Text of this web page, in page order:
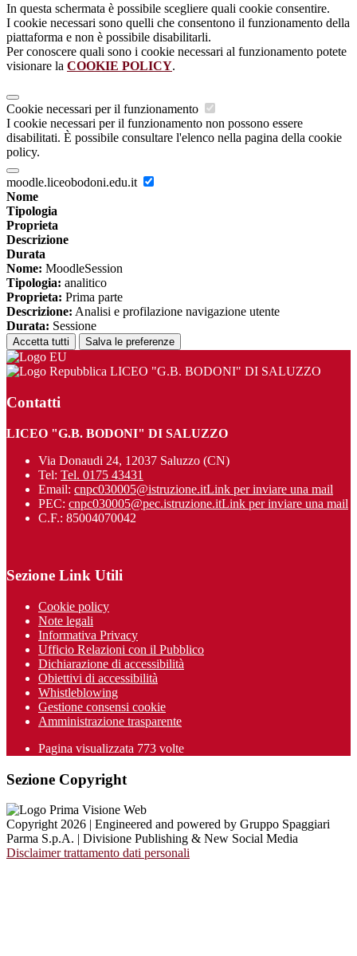
In questa schermata è possibile scegliere quali cookie consentire.
I cookie necessari sono quelli che consentono il funzionamento della
piattaforma e non è possibile disabilitarli.
Per conoscere quali sono i cookie necessari al funzionamento potete
visionare la COOKIE POLICY.
Cookie necessari per il funzionamento
I cookie necessari per il funzionamento non possono essere
disabilitati. È possibile consultare l'elenco nella pagina della cookie
policy.
moodle.liceobodoni.edu.it
Nome
Tipologia
Proprieta
Descrizione
Durata
Nome: MoodleSession
Tipologia: analitico
Proprieta: Prima parte
Descrizione: Analisi e profilazione navigazione utente
Durata: Sessione
Accetta tutti Salva le preferenze
LICEO "G.B. BODONI" DI SALUZZO
Contatti
LICEO "G.B. BODONI" DI SALUZZO
Via Donaudi 24, 12037 Saluzzo (CN)
Tel: Tel. 0175 43431
Email: cnpc030005@istruzione.itLink per inviare una mail
PEC: cnpc030005@pec.istruzione.itLink per inviare una mail
C.F.: 85004070042
Sezione Link Utili
Cookie policy
Note legali
Informativa Privacy
Ufficio Relazioni con il Pubblico
Dichiarazione di accessibilità
Obiettivi di accessibilità
Whistleblowing
Gestione consensi cookie
Amministrazione trasparente
Pagina visualizzata 773 volte
Sezione Copyright
Copyright 2026 | Engineered and powered by Gruppo Spaggiari
Parma S.p.A. | Divisione Publishing & New Social Media
Disclaimer trattamento dati personali